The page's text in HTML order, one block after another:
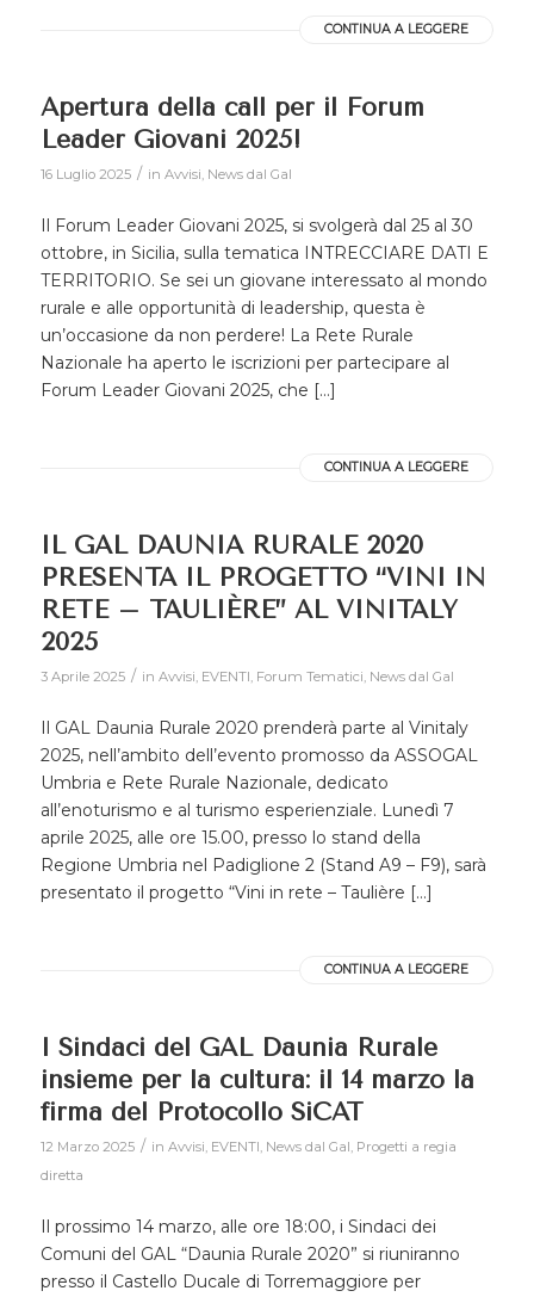
CONTINUA A LEGGERE
Apertura della call per il Forum
Leader Giovani 2025!
16 Luglio 2025 / in Avvisi, News dal Gal
Il Forum Leader Giovani 2025, si svolgerà dal 25 al 30
ottobre, in Sicilia, sulla tematica INTRECCIARE DATI E
TERRITORIO. Se sei un giovane interessato al mondo
rurale e alle opportunità di leadership, questa è
un’occasione da non perdere! La Rete Rurale
Nazionale ha aperto le iscrizioni per partecipare al
Forum Leader Giovani 2025, che […]
CONTINUA A LEGGERE
IL GAL DAUNIA RURALE 2020
PRESENTA IL PROGETTO “VINI IN
RETE – TAULIÈRE” AL VINITALY
2025
3 Aprile 2025 / in Avvisi, EVENTI, Forum Tematici, News dal Gal
Il GAL Daunia Rurale 2020 prenderà parte al Vinitaly
2025, nell’ambito dell’evento promosso da ASSOGAL
Umbria e Rete Rurale Nazionale, dedicato
all’enoturismo e al turismo esperienziale. Lunedì 7
aprile 2025, alle ore 15.00, presso lo stand della
Regione Umbria nel Padiglione 2 (Stand A9 – F9), sarà
presentato il progetto “Vini in rete – Taulière […]
CONTINUA A LEGGERE
I Sindaci del GAL Daunia Rurale
insieme per la cultura: il 14 marzo la
firma del Protocollo SiCAT
12 Marzo 2025 / in Avvisi, EVENTI, News dal Gal, Progetti a regia
diretta
Il prossimo 14 marzo, alle ore 18:00, i Sindaci dei
Comuni del GAL “Daunia Rurale 2020” si riuniranno
presso il Castello Ducale di Torremaggiore per